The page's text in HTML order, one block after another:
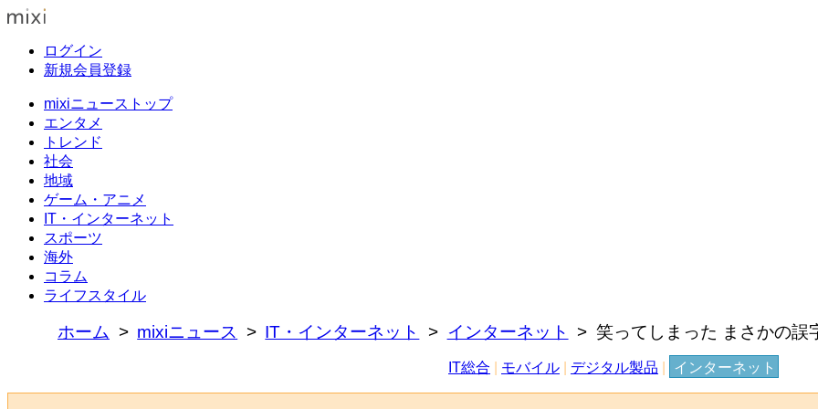
ログイン
新規会員登録
mixiニューストップ
エンタメ
トレンド
社会
地域
ゲーム・アニメ
IT・インターネット
スポーツ
海外
コラム
ライフスタイル
ホーム mixiニュース IT・インターネット インターネット 笑ってしまった まさかの誤
IT総合 モバイル デジタル製品 インターネット